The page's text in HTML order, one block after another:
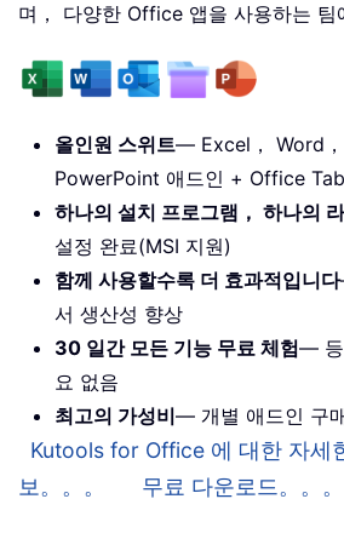
며， 다양한 Office 앱을 사용하는 팀
올인원 스위트— Excel， Word
PowerPoint 애드인 + Office
하나의 설치 프로그램， 하나의
설정 완료(MSI 지원)
함께 사용할수록 더 효과적입니다
서 생산성 향상
30 일간 모든 기능 무료 체험— 등
요 없음
최고의 가성비— 개별 애드인 구
Kutools for Office 에 대한 자세
보。。。
무료 다운로드。。。